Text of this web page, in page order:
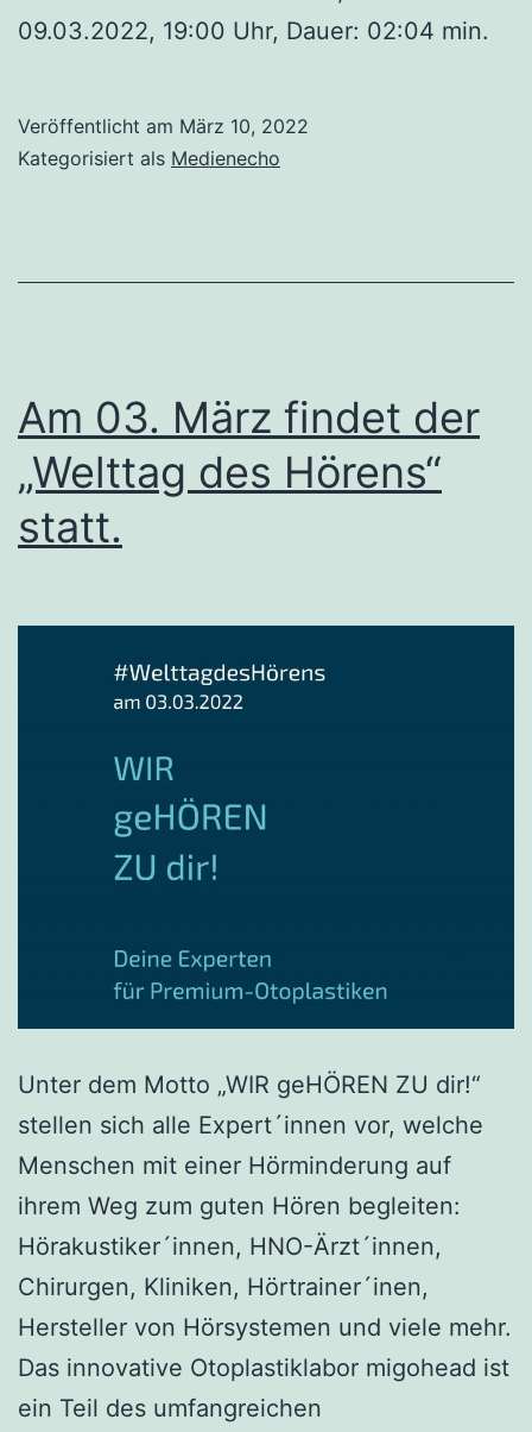
09.03.2022, 19:00 Uhr, Dauer: 02:04 min.
Veröffentlicht am März 10, 2022
Kategorisiert als Medienecho
Am 03. März findet der
„Welttag des Hörens“
statt.
Unter dem Motto „WIR geHÖREN ZU dir!“
stellen sich alle Expert´innen vor, welche
Menschen mit einer Hörminderung auf
ihrem Weg zum guten Hören begleiten:
Hörakustiker´innen, HNO-Ärzt´innen,
Chirurgen, Kliniken, Hörtrainer´inen,
Hersteller von Hörsystemen und viele mehr.
Das innovative Otoplastiklabor migohead ist
ein Teil des umfangreichen